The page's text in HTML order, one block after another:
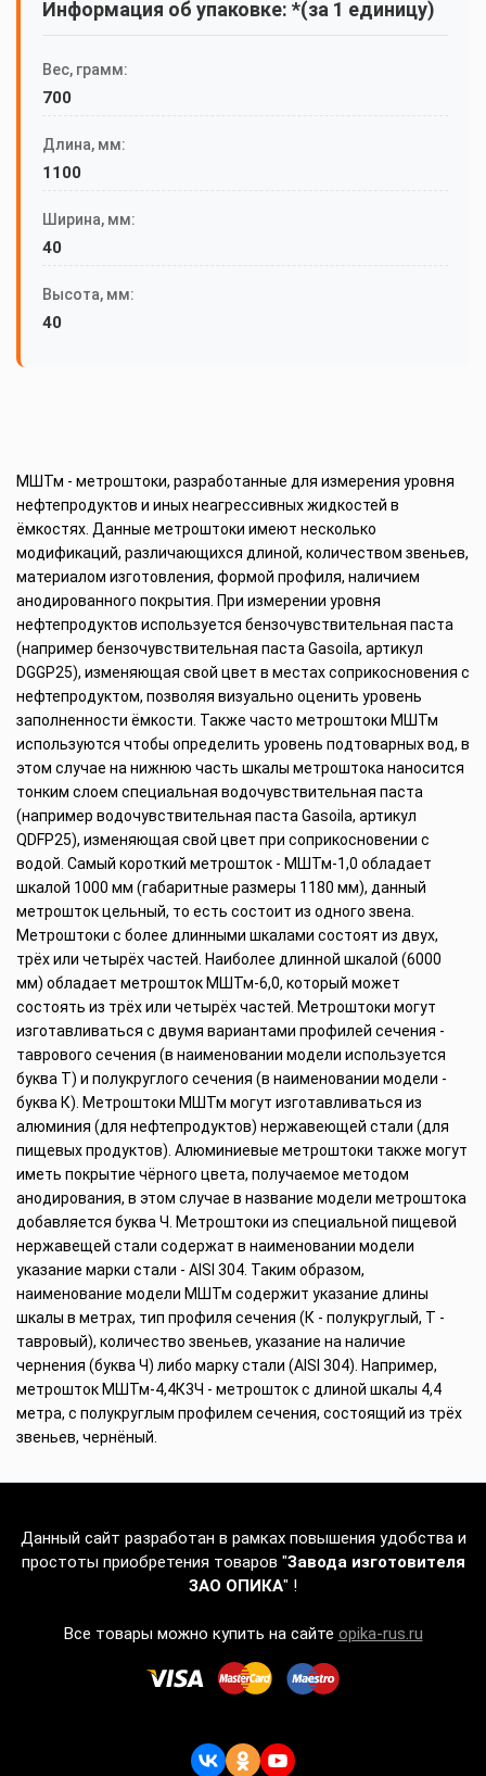
Информация об упаковке: *(за 1 единицу)
Вес, грамм:
700
Длина, мм:
1100
Ширина, мм:
40
Высота, мм:
40
МШТм - метроштоки, разработанные для измерения уровня
нефтепродуктов и иных неагрессивных жидкостей в
ёмкостях. Данные метроштоки имеют несколько
модификаций, различающихся длиной, количеством звеньев,
материалом изготовления, формой профиля, наличием
анодированного покрытия. При измерении уровня
нефтепродуктов используется бензочувствительная паста
(например бензочувствительная паста Gasoila, артикул
DGGP25), изменяющая свой цвет в местах соприкосновения с
нефтепродуктом, позволяя визуально оценить уровень
заполненности ёмкости. Также часто метроштоки МШТм
используются чтобы определить уровень подтоварных вод, в
этом случае на нижнюю часть шкалы метроштока наносится
тонким слоем специальная водочувствительная паста
(например водочувствительная паста Gasoila, артикул
QDFP25), изменяющая свой цвет при соприкосновении с
водой. Самый короткий метрошток - МШТм-1,0 обладает
шкалой 1000 мм (габаритные размеры 1180 мм), данный
метрошток цельный, то есть состоит из одного звена.
Метроштоки с более длинными шкалами состоят из двух,
трёх или четырёх частей. Наиболее длинной шкалой (6000
мм) обладает метрошток МШТм-6,0, который может
состоять из трёх или четырёх частей. Метроштоки могут
изготавливаться с двумя вариантами профилей сечения -
таврового сечения (в наименовании модели используется
буква Т) и полукруглого сечения (в наименовании модели -
буква К). Метроштоки МШТм могут изготавливаться из
алюминия (для нефтепродуктов) нержавеющей стали (для
пищевых продуктов). Алюминиевые метроштоки также могут
иметь покрытие чёрного цвета, получаемое методом
анодирования, в этом случае в название модели метроштока
добавляется буква Ч. Метроштоки из специальной пищевой
нержавещей стали содержат в наименовании модели
указание марки стали - AISI 304. Таким образом,
наименование модели МШТм содержит указание длины
шкалы в метрах, тип профиля сечения (К - полукруглый, Т -
тавровый), количество звеньев, указание на наличие
чернения (буква Ч) либо марку стали (AISI 304). Например,
метрошток МШТм-4,4К3Ч - метрошток с длиной шкалы 4,4
метра, с полукруглым профилем сечения, состоящий из трёх
звеньев, чернёный.
Данный сайт разработан в рамках повышения удобства и
простоты приобретения товаров "Завода изготовителя
ЗАО ОПИКА" !
Все товары можно купить на сайте opika-rus.ru